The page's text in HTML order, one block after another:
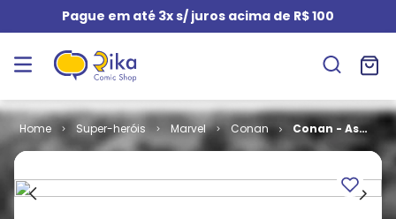
Pague em até 3x s/ juros acima de R$ 100
Super-heróis Marvel Conan
Conan - As
Tiras de
Volume 2 -
1979-1981